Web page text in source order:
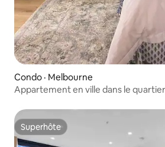
Condo · Melbourne
Appartement en ville dans le
Superhôte
Superhôte